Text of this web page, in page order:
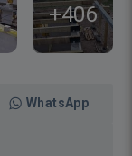
+406
WhatsApp